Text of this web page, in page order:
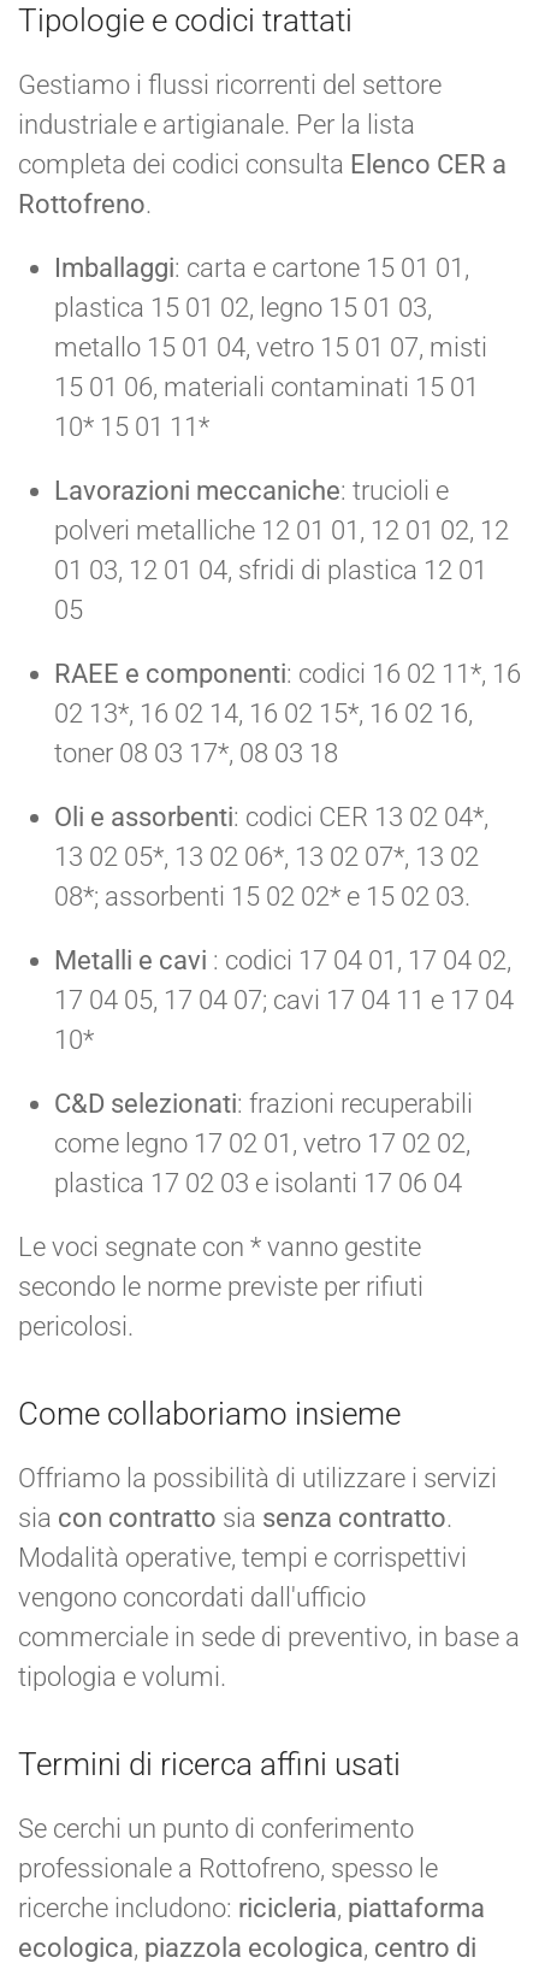
Tipologie e codici trattati
Gestiamo i flussi ricorrenti del settore
industriale e artigianale. Per la lista
completa dei codici consulta Elenco CER a
Rottofreno.
Imballaggi: carta e cartone 15 01 01,
plastica 15 01 02, legno 15 01 03,
metallo 15 01 04, vetro 15 01 07, misti
15 01 06, materiali contaminati 15 01
10* 15 01 11*
Lavorazioni meccaniche: trucioli e
polveri metalliche 12 01 01, 12 01 02, 12
01 03, 12 01 04, sfridi di plastica 12 01
05
RAEE e componenti: codici 16 02 11*, 16
02 13*, 16 02 14, 16 02 15*, 16 02 16,
toner 08 03 17*, 08 03 18
Oli e assorbenti: codici CER 13 02 04*,
13 02 05*, 13 02 06*, 13 02 07*, 13 02
08*; assorbenti 15 02 02* e 15 02 03.
Metalli e cavi : codici 17 04 01, 17 04 02,
17 04 05, 17 04 07; cavi 17 04 11 e 17 04
10*
C&D selezionati: frazioni recuperabili
come legno 17 02 01, vetro 17 02 02,
plastica 17 02 03 e isolanti 17 06 04
Le voci segnate con * vanno gestite
secondo le norme previste per rifiuti
pericolosi.
Come collaboriamo insieme
Offriamo la possibilità di utilizzare i servizi
sia con contratto sia senza contratto.
Modalità operative, tempi e corrispettivi
vengono concordati dall'ufficio
commerciale in sede di preventivo, in base a
tipologia e volumi.
Termini di ricerca affini usati
Se cerchi un punto di conferimento
professionale a Rottofreno, spesso le
ricerche includono: ricicleria, piattaforma
ecologica, piazzola ecologica, centro di